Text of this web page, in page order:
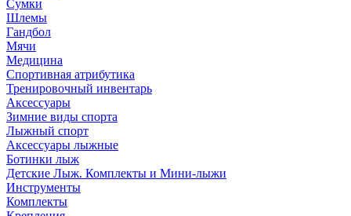
Сумки
Шлемы
Гандбол
Мячи
Медицина
Спортивная атрибутика
Тренировочный инвентарь
Аксессуары
Зимние виды спорта
Лыжный спорт
Аксессуары лыжные
Ботинки лыж
Детские Лыж. Комплекты и Мини-лыжи
Инструменты
Комплекты